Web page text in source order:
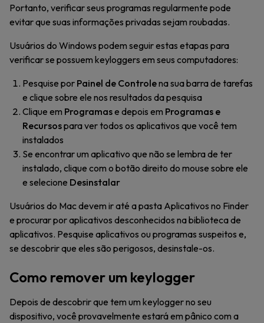
Portanto, verificar seus programas regularmente pode
evitar que suas informações privadas sejam roubadas.
Usuários do Windows podem seguir estas etapas para
verificar se possuem keyloggers em seus computadores:
Pesquise por Painel de Controlena sua barra de tarefas
e clique sobre ele nos resultados da pesquisa
Clique em Programase depois em Programas e
Recursospara ver todos os aplicativos que você tem
instalados
Se encontrar um aplicativo que não se lembra de ter
instalado, clique com o botão direito do mouse sobre ele
e selecione Desinstalar
Usuários do Mac devem ir até a pasta Aplicativos no Finder
e procurar por aplicativos desconhecidos na biblioteca de
aplicativos. Pesquise aplicativos ou programas suspeitos e,
se descobrir que eles são perigosos, desinstale-os.
Como remover um keylogger
Depois de descobrir que tem um keylogger no seu
dispositivo, você provavelmente estará em pânico com a